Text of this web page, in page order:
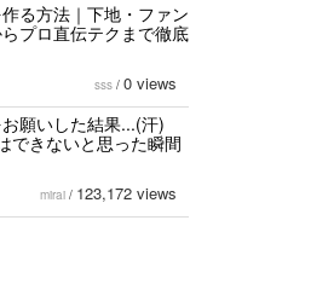
る方法｜下地・ファン
プロ直伝テクまで徹底
sss / 0 views
願いした結果...(汗)
できないと思った瞬間
mirai / 123,172 views